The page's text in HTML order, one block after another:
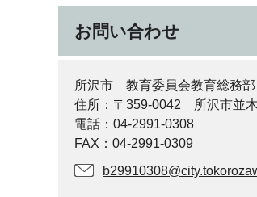
お問い合わせ
所沢市 教育委員会教育総務
住所：〒359-0042 所沢市並
電話：04-2991-0308
FAX：04-2991-0309